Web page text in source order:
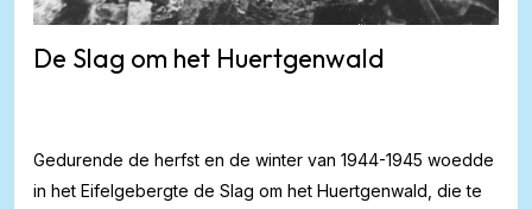
De Slag om het Huertgenwald
Gedurende de herfst en de winter van 1944-1945 woedde
in het Eifelgebergte de Slag om het Huertgenwald, die te